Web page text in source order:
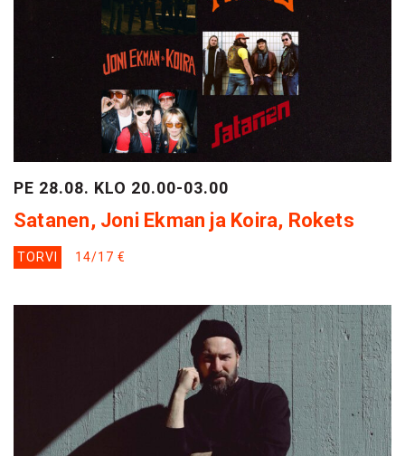
PE 28.08. KLO 20.00-03.00
Satanen, Joni Ekman ja Koira, Rokets
TORVI 14/17 €